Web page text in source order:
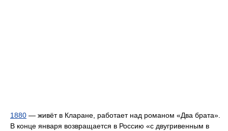
1880 — живёт в Кларане, работает над романом «Два брата».
В конце января возвращается в Россию «с двугривенным в